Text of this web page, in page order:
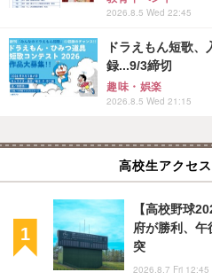
2026.8.5 Wed 22:45
ドラえもん短歌
録...9/3締切
趣味・娯楽
2026.8.5 Wed 21:15
高校生アクセ
【高校野球
府が勝利、
突
2026.8.7 Fri 12:45